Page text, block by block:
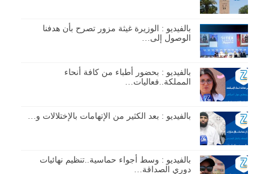
بالفيديو : الوزيرة غيثة مزور تصرح بأن هدفنا
الوصول إلى…
بالفيديو : بحضور أطباء من كافة أنحاء
المملكة..فعاليات…
بالفيديو : بعد الكثير من الإتهامات بالإختلالات و…
بالفيديو : وسط أجواء حماسية..تنظيم نهائيات
دوري الصداقة…